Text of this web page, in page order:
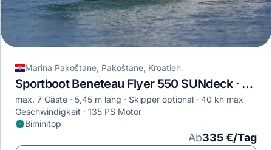
Marina Pakoštane, Pakoštane, Kroatien
Sportboot Beneteau Flyer 550 SUNdeck · 2016
max. 7 Gäste 5,45 m lang Skipper optional
40 kn max
Geschwindigkeit
135 PS Motor
Biminitop
Ab335 €/Tag